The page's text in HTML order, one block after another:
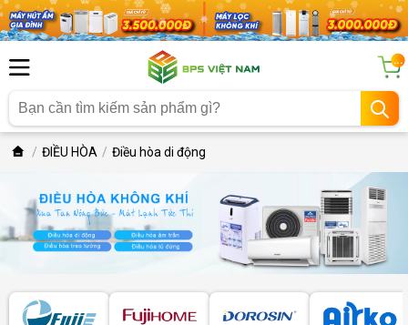
...
ĐIỀU HÒA Điều hòa di động